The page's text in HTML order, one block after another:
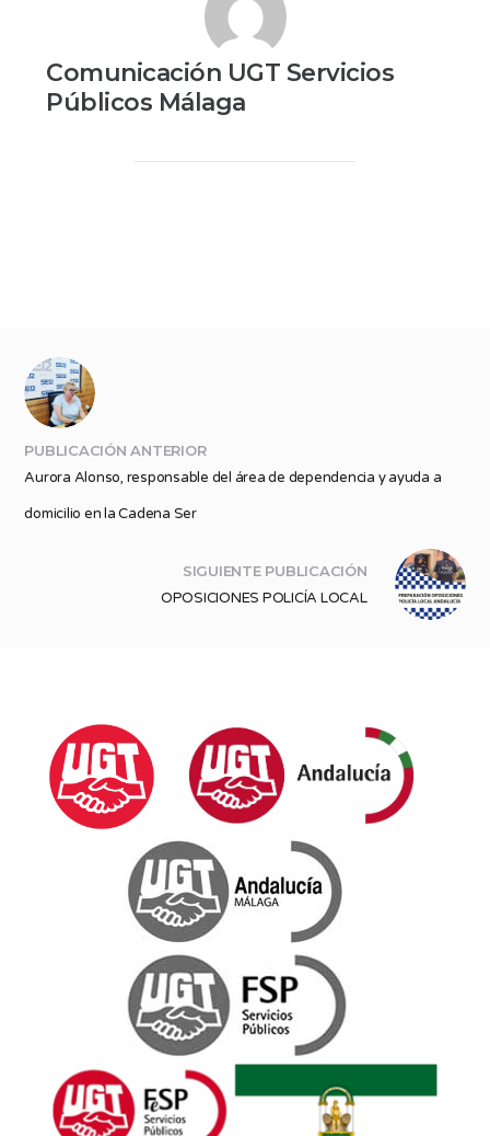
Comunicación UGT Servicios
Públicos Málaga
PUBLICACIÓN ANTERIOR
Aurora Alonso, responsable del área de dependencia y ayuda a
domicilio en la Cadena Ser
SIGUIENTE PUBLICACIÓN
OPOSICIONES POLICÍA LOCAL